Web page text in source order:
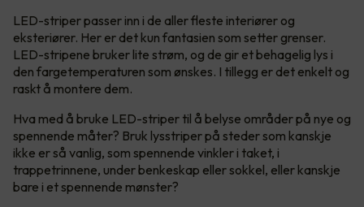
LED-striper passer inn i de aller fleste interiører og
eksteriører. Her er det kun fantasien som setter grenser.​
LED-stripene bruker lite strøm, og de gir et behagelig lys i
den fargetemperaturen som ønskes. I tillegg er det enkelt og
raskt å montere dem.​
Hva med å bruke LED-striper til å belyse områder på nye og
spennende måter? Bruk lysstriper på steder som kanskje
ikke er så vanlig, som spennende vinkler i taket, i
trappetrinnene, under benkeskap eller sokkel, eller kanskje
bare i et spennende mønster?